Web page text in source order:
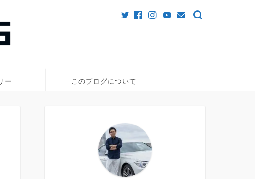
ー このブログについて